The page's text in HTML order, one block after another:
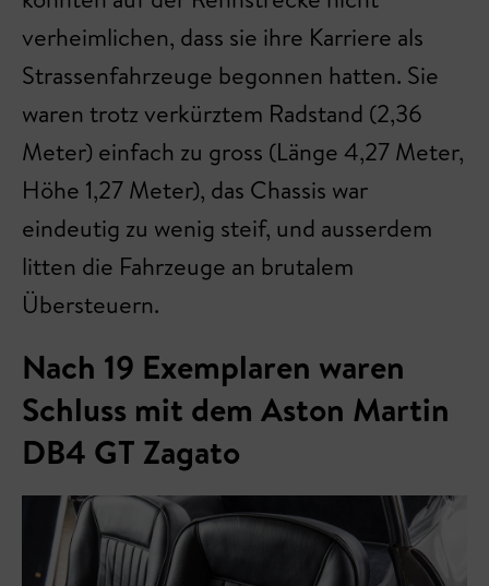
verheimlichen, dass sie ihre Karriere als
Strassenfahrzeuge begonnen hatten. Sie
waren trotz verkürztem Radstand (2,36
Meter) einfach zu gross (Länge 4,27 Meter,
Höhe 1,27 Meter), das Chassis war
eindeutig zu wenig steif, und ausserdem
litten die Fahrzeuge an brutalem
Übersteuern.
Nach 19 Exemplaren waren
Schluss mit dem Aston Martin
DB4 GT Zagato